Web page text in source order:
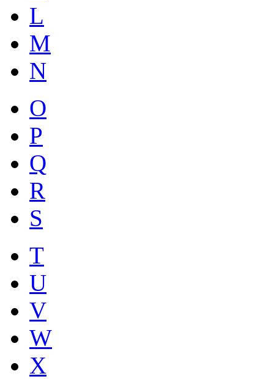
L
M
N
O
P
Q
R
S
T
U
V
W
X